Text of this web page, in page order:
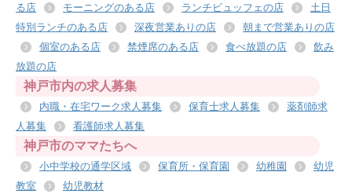
る店
モーニングのある店 ランチビュッフェの店
土日
特別ランチのある店
深夜営業ありの店
朝まで営業ありの店
個室のある店
禁煙席のある店 食べ放題の店
飲み
放題の店
神戸市内の求人募集
内職・在宅ワーク求人募集 保育士求人募集
薬剤師求
人募集
看護師求人募集
神戸市のママたちへ
小中学校の通学区域 保育所・保育園 幼稚園
幼児
教室
幼児教材